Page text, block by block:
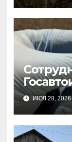
в
ИЮЛ 28, 2026